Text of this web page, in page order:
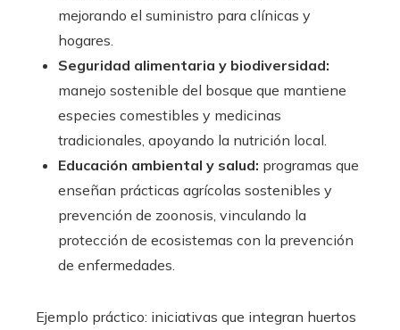
mejorando el suministro para clínicas y
hogares.
Seguridad alimentaria y biodiversidad:
manejo sostenible del bosque que mantiene
especies comestibles y medicinas
tradicionales, apoyando la nutrición local.
Educación ambiental y salud: programas que
enseñan prácticas agrícolas sostenibles y
prevención de zoonosis, vinculando la
protección de ecosistemas con la prevención
de enfermedades.
Ejemplo práctico: iniciativas que integran huertos